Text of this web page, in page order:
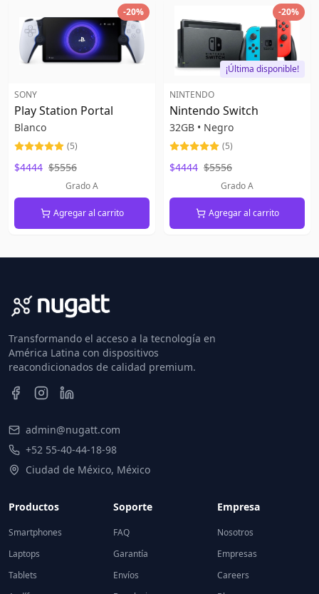
-20%
SONY
Play Station Portal
Blanco
(5)
$4444 $5556
Grado A
Agregar al carrito
-20%
¡Última disponible!
NINTENDO
Nintendo Switch
32GB • Negro
(5)
$4444 $5556
Grado A
Agregar al carrito
Transformando el acceso a la tecnología en
América Latina con dispositivos
reacondicionados de calidad premium.
admin@nugatt.com
+52 55-40-44-18-98
Ciudad de México, México
Productos
Smartphones
Laptops
Tablets
Soporte
FAQ
Garantía
Envíos
Empresa
Nosotros
Empresas
Careers